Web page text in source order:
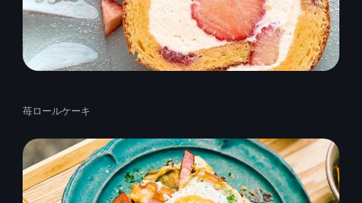
苺ロールケーキ